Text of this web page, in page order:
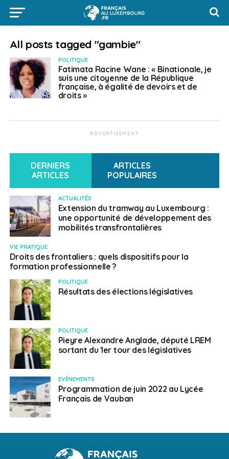
All posts tagged "gambie"
POLITIQUE
Fatimata Racine Wane : « Binationale, je
suis une citoyenne de la République
française, à égalité de devoirs et de
droits »
ADVERTISEMENT
DERNIERS
ARTICLES
ARTICLES
POPULAIRES
ACTUALITÉS
Extension du tramway au Luxembourg :
une opportunité de développement des
mobilités transfrontalières
VIE PRATIQUE
Droits des frontaliers : quels dispositifs pour la
formation professionnelle ?
POLITIQUE
Résultats des élections législatives
POLITIQUE
Pieyre Alexandre Anglade, député LREM
sortant du 1er tour des législatives
EVÈNEMENTS
Programmation de juin 2022 au Lycée
Français de Vauban